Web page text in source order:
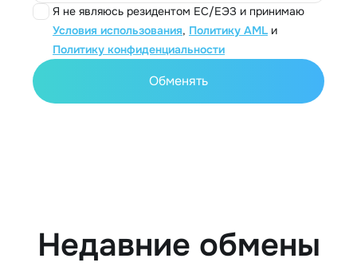
Я не являюсь резидентом ЕС/ЕЭЗ и принимаю
Условия использования, Политику AML и
Политику конфиденциальности
Обменять
Недавние обмены